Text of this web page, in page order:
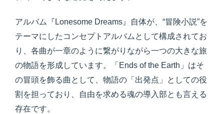
アルバム『Lonesome Dreams』自体が、“冒険小説”を
テーマにしたコンセプトアルバムとして構成されてお
り、各曲が一章のように繋がりながら一つの大きな旅
の物語を形成しています。「Ends of the Earth」はそ
の冒頭を飾る曲として、物語の「出発点」としての役
割を担っており、自由を求める魂の導入部とも言える
存在です。